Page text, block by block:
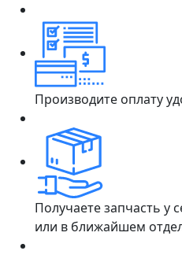
Производите оплату
Получаете запчасть у
или в ближайшем